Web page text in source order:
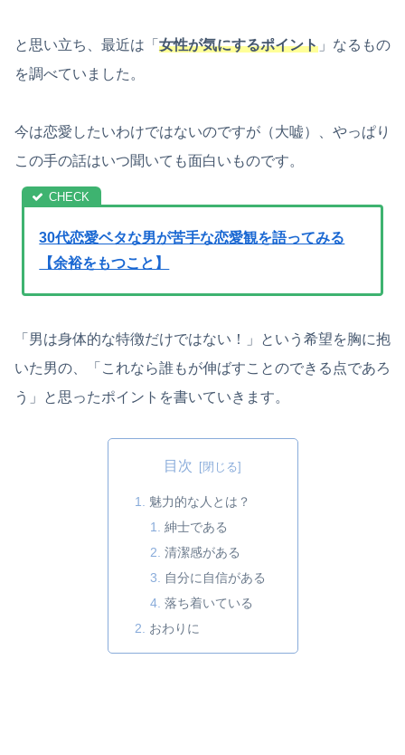
と思い立ち、最近は「 女性が気にするポイント 」なるもの
を調べていました。
今は恋愛したいわけではないのですが（大嘘）、やっぱり
この手の話はいつ聞いても面白いものです。
30代恋愛ベタな男が苦手な恋愛観を語ってみる
【余裕をもつこと】
「男は身体的な特徴だけではない！」という希望を胸に抱
いた男の、「これなら誰もが伸ばすことのできる点であろ
う」と思ったポイントを書いていきます。
目次
魅力的な人とは？
紳士である
清潔感がある
自分に自信がある
落ち着いている
おわりに